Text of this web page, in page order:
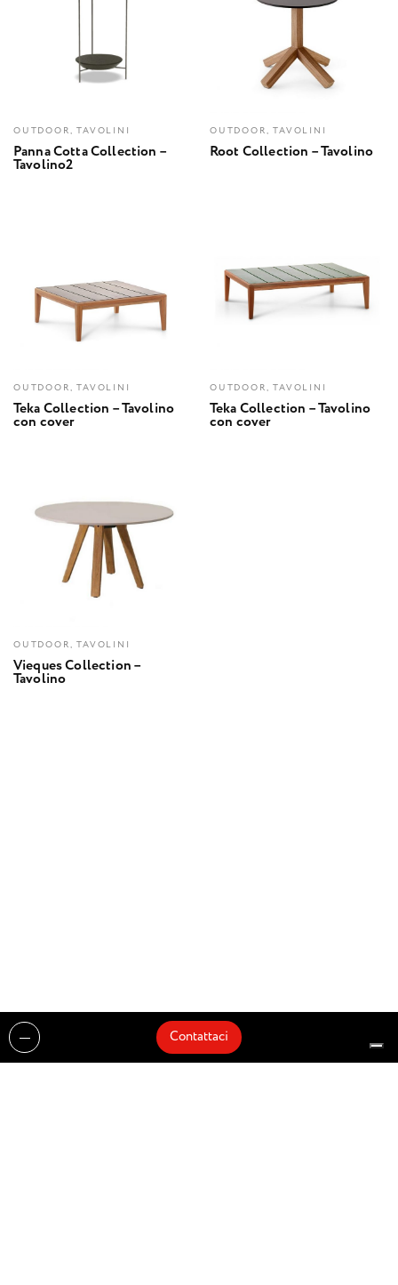
OUTDOOR, TAVOLINI
Panna Cotta Collection –
Tavolino2
OUTDOOR, TAVOLINI
Root Collection – Tavolino
OUTDOOR, TAVOLINI
Teka Collection – Tavolino
con cover
OUTDOOR, TAVOLINI
Teka Collection – Tavolino
con cover
OUTDOOR, TAVOLINI
Vieques Collection –
Tavolino
Contattaci